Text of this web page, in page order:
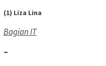
(1) Liza Lina
Bagian IT
–